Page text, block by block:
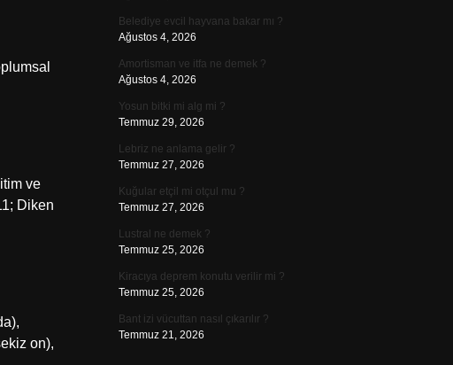
ve
Diken
on),
Belediye evcil hayvana bakar mı ?
Ağustos 4, 2026
Amortisman ve itfa ne demek ?
Ağustos 4, 2026
Yosun bitki mi alg mi ?
Temmuz 29, 2026
Lebriz ne anlama gelir ?
Temmuz 27, 2026
Kuğular etçil mi otçul mu ?
Temmuz 27, 2026
Lustral ne demek ?
Temmuz 25, 2026
Kiracıya deprem konutu verilir mi ?
Temmuz 25, 2026
Bant izi vücuttan nasıl çıkarılır ?
Temmuz 21, 2026